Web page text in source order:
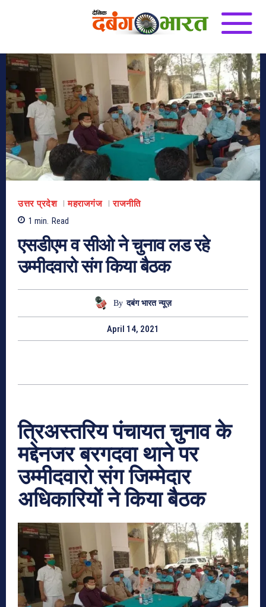
उत्तर प्रदेश महराजगंज
राजनीति
1 min. Read
एसडीएम व सीओ ने चुनाव लड रहे
उम्मीदवारो संग किया बैठक
By दबंग भारत न्यूज़
April 14, 2021
त्रिअस्तरिय पंचायत चुनाव के
मद्देनजर बरगदवा थाने पर
उम्मीदवारो संग जिम्मेदार
अधिकारियों ने किया बैठक